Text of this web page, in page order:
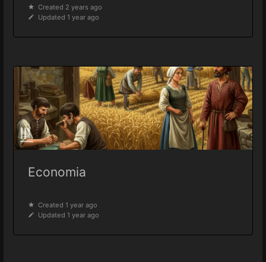
Created 2 years ago
Updated 1 year ago
Economia
Created 1 year ago
Updated 1 year ago